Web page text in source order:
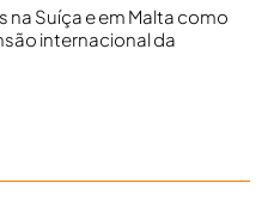
Suíça e em Malta como
internacional da